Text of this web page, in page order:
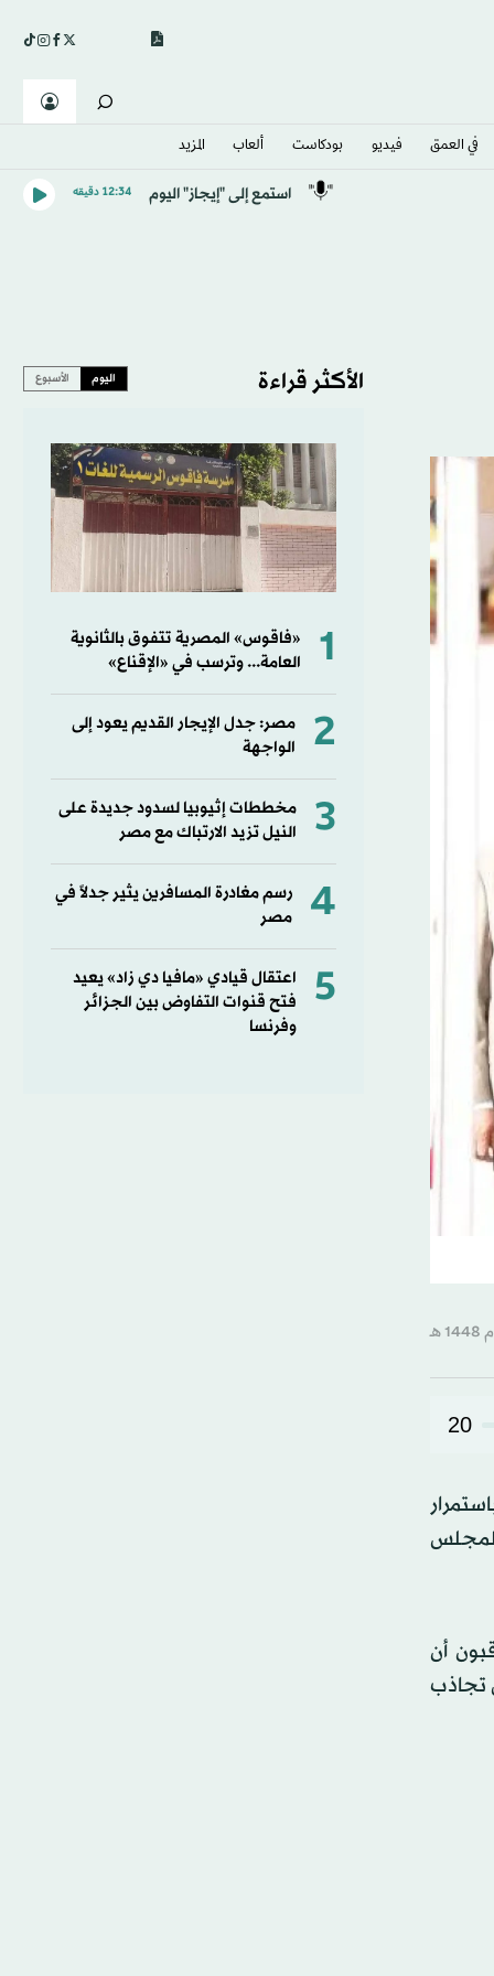
في العمق فيديو بودكاست ألعاب المزيد
استمع إلى "إيجاز" اليوم 12:34 دقيقه
20
أن
تجاذب
الأكثر قراءة اليوم الأسبوع
1
«فاقوس» المصرية تتفوق بالثانوية
العامة... وترسب في «الإقناع»
2
مصر: جدل الإيجار القديم يعود إلى
الواجهة
3
مخططات إثيوبيا لسدود جديدة على
النيل تزيد الارتباك مع مصر
4
رسم مغادرة المسافرين يثير جدلاً في
مصر
5
اعتقال قيادي «مافيا دي زاد» يعيد
فتح قنوات التفاوض بين الجزائر
وفرنسا